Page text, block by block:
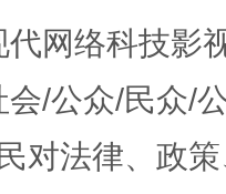
网络科技影
/公众/民众/
对法律、政